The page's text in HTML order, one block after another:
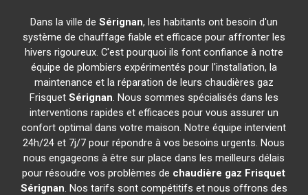
Dans la ville de Sérignan, les habitants ont besoin d'un
système de chauffage fiable et efficace pour affronter les
hivers rigoureux. C'est pourquoi ils font confiance à notre
équipe de plombiers expérimentés pour l'installation, la
maintenance et la réparation de leurs chaudières gaz
Frisquet Sérignan. Nous sommes spécialisés dans les
interventions rapides et efficaces pour vous assurer un
confort optimal dans votre maison. Notre équipe intervient
24h/24 et 7j/7 pour répondre à vos besoins urgents. Nous
nous engageons à être sur place dans les meilleurs délais
pour résoudre vos problèmes de chaudière gaz Frisquet
Sérignan. Nos tarifs sont compétitifs et nous offrons des